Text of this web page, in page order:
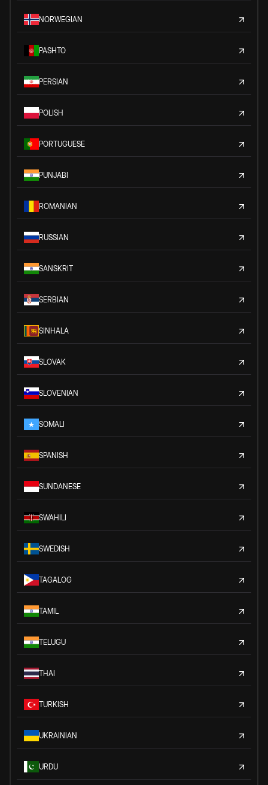
NORWEGIAN
PASHTO
PERSIAN
POLISH
PORTUGUESE
PUNJABI
ROMANIAN
RUSSIAN
SANSKRIT
SERBIAN
SINHALA
SLOVAK
SLOVENIAN
SOMALI
SPANISH
SUNDANESE
SWAHILI
SWEDISH
TAGALOG
TAMIL
TELUGU
THAI
TURKISH
UKRAINIAN
URDU